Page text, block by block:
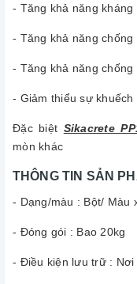
- Tăng khả năng kháng
- Tăng khả năng
- Tăng khả năng
- Giảm thiểu sự khuếch
Đặc biệt Sikacrete
mòn khác
THÔNG TIN SẢN
- Dạng/màu : Bột/ Màu
- Đóng gói : Bao 20kg
- Điều kiện lưu trữ : Nơi